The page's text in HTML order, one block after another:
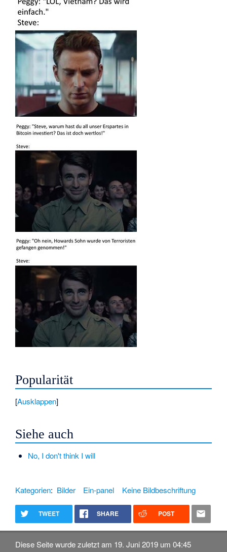
Popularität
Ausklappen
Siehe auch
No, I don't think I will
Kategorien: Bilder Ein-panel Keine Bildbeschriftung
TWEET SHARE POST
Diese Seite wurde zuletzt am 19. Juni 2019 um 04:45